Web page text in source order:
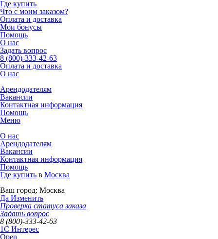
Где купить
Что с моим заказом?
Оплата и доставка
Мои бонусы
Помощь
О нас
Задать вопрос
8 (800)-333-42-63
Оплата и доставка
О нас
Арендодателям
Вакансии
Контактная информация
Помощь
Меню
О нас
Арендодателям
Вакансии
Контактная информация
Помощь
Где купить в Москва
Ваш город: Москва
Да Изменить
Проверка статуса заказа
Задать вопрос
8 (800)-333-42-63
1C Интерес
Open